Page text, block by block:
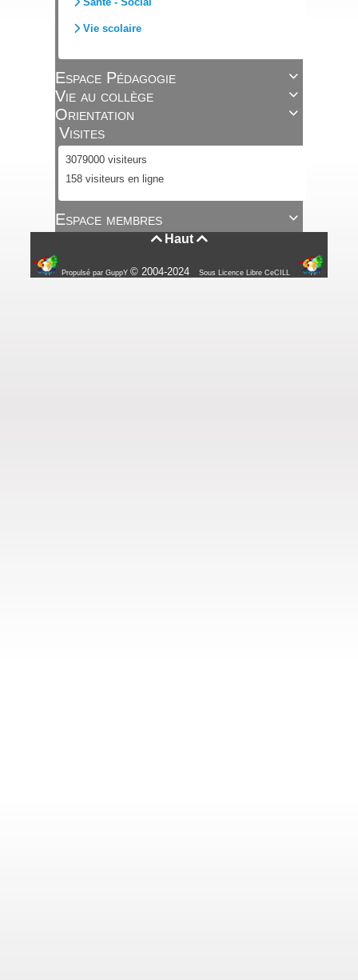
Vie scolaire

Espace Pédagogie

Vie au collège

Orientation
Visites
3079000 visiteurs
158 visiteurs en ligne

Espace membres
Haut 
Propulsé par GuppY© 2004-2024 Sous Licence Libre CeCILL